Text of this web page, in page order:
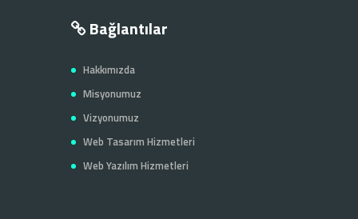
Bağlantılar
Hakkımızda
Misyonumuz
Vizyonumuz
Web Tasarım Hizmetleri
Web Yazılım Hizmetleri